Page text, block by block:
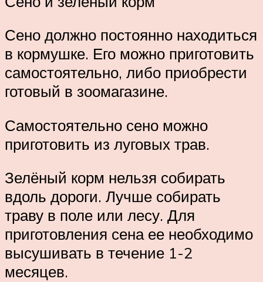
Сено должно постоянно находиться
в кормушке. Его можно приготовить
самостоятельно, либо приобрести
готовый в зоомагазине.
Самостоятельно сено можно
приготовить из луговых трав.
Зелёный корм нельзя собирать
вдоль дороги. Лучше собирать
траву в поле или лесу. Для
приготовления сена ее необходимо
высушивать в течение 1-2
месяцев.